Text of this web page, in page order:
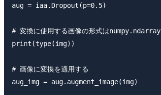
aug = iaa.Dropout(p=0.5)
# 変換に使用する画像の形式はnumpy.ndarray
print(type(img))
# 画像に変換を適用する
aug_img = aug.augment_image(img)